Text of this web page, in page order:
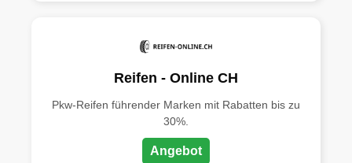
Reifen - Online CH
Pkw-Reifen führender Marken mit Rabatten bis zu
30%.
Angebot